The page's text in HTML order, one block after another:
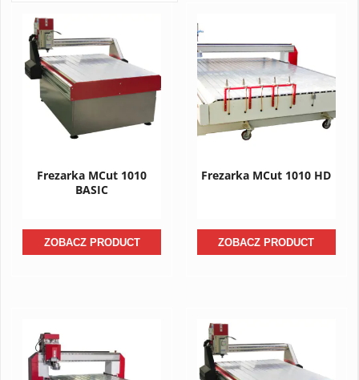
Frezarka MCut 1010
BASIC
ZOBACZ PRODUCT
Frezarka MCut 1010 HD
ZOBACZ PRODUCT